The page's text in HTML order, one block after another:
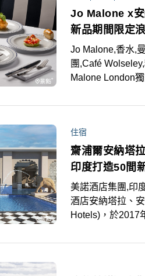
Jo Malone x安
新品期間限定
Jo Malone,香水,
團,Café
Malone London
乳及精品店優惠！
住宿
齋浦爾安納塔
印度打造50間
美諾酒店集團,印
酒店安納塔拉、
Hotels)，於2017
幕。美諾酒店集